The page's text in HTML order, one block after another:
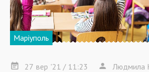
Маріуполь
27 вер '21 / 11:23 Людмила